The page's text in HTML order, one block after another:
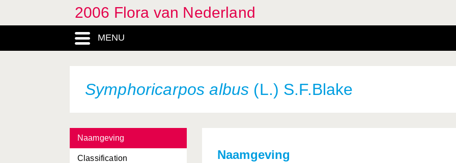
2006 Flora van Nederland
MENU
Symphoricarpos albus (L.) S.F.Blake
Naamgeving
Classification Naamgeving